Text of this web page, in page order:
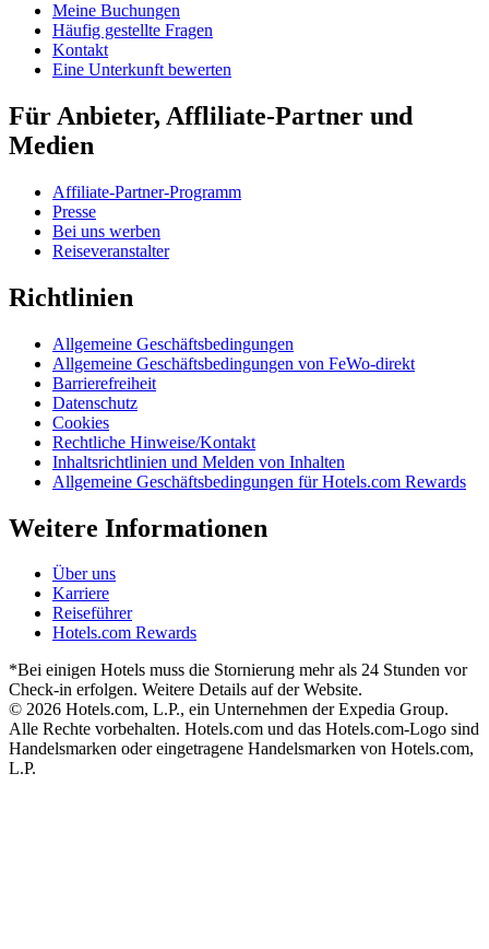
Meine Buchungen
Häufig gestellte Fragen
Kontakt
Eine Unterkunft bewerten
Für Anbieter, Affliliate-Partner und
Medien
Affiliate-Partner-Programm
Presse
Bei uns werben
Reiseveranstalter
Richtlinien
Allgemeine Geschäftsbedingungen
Allgemeine Geschäftsbedingungen von FeWo-direkt
Barrierefreiheit
Datenschutz
Cookies
Rechtliche Hinweise/Kontakt
Inhaltsrichtlinien und Melden von Inhalten
Allgemeine Geschäftsbedingungen für Hotels.com Rewards
Weitere Informationen
Über uns
Karriere
Reiseführer
Hotels.com Rewards
*Bei einigen Hotels muss die Stornierung mehr als 24 Stunden vor
Check-in erfolgen. Weitere Details auf der Website.
© 2026 Hotels.com, L.P., ein Unternehmen der Expedia Group.
Alle Rechte vorbehalten. Hotels.com und das Hotels.com-Logo sind
Handelsmarken oder eingetragene Handelsmarken von Hotels.com,
L.P.